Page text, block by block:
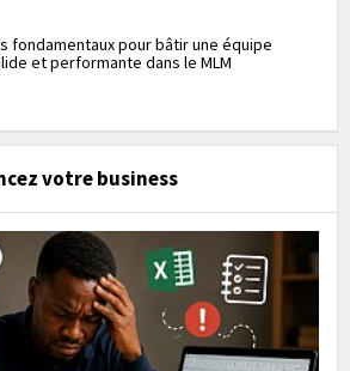
fondamentaux pour bâtir une équipe
et performante dans le MLM
votre business